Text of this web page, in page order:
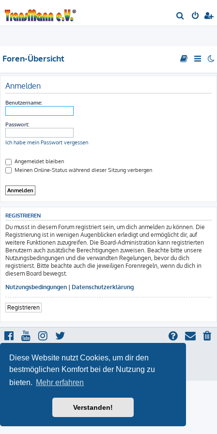
Diese Website nutzt Cookies, um dir den
bestmöglichen Komfort bei der Nutzung zu
bieten. Mehr erfahren
Verstanden!
u
e
Foren-Übersicht
Anmelden
Benutzername:
Passwort:
Ich habe mein Passwort vergessen
Angemeldet bleiben
Meinen Online-Status während dieser Sitzung verbergen
REGISTRIEREN
Du musst in diesem Forum registriert sein, um dich anmelden zu können. Die
Registrierung ist in wenigen Augenblicken erledigt und ermöglicht dir, auf
weitere Funktionen zuzugreifen. Die Board-Administration kann registrierten
Benutzern auch zusätzliche Berechtigungen zuweisen. Beachte bitte unsere
Nutzungsbedingungen und die verwandten Regelungen, bevor du dich
registrierst. Bitte beachte auch die jeweiligen Forenregeln, wenn du dich in
diesem Board bewegst.
Nutzungsbedingungen | Datenschutzerklärung
Registrieren
ProLight Style by
Ian Bradley
Powered byphpBB® Forum Software © phpBB Limited
Deutsche Übersetzung durch
Datenschutz|Nutzungsbedingungen